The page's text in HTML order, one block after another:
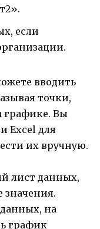
если
вводить
точки,
графике. Вы
Excel для
их вручную.
лист данных,
значения.
на
график